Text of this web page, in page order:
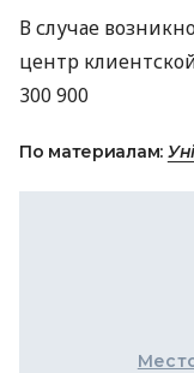
В случае
центр
300 900
По материалам: